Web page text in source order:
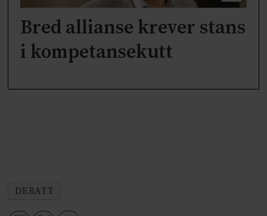
Bred allianse krever stans
i kompetansekutt
DEBATT